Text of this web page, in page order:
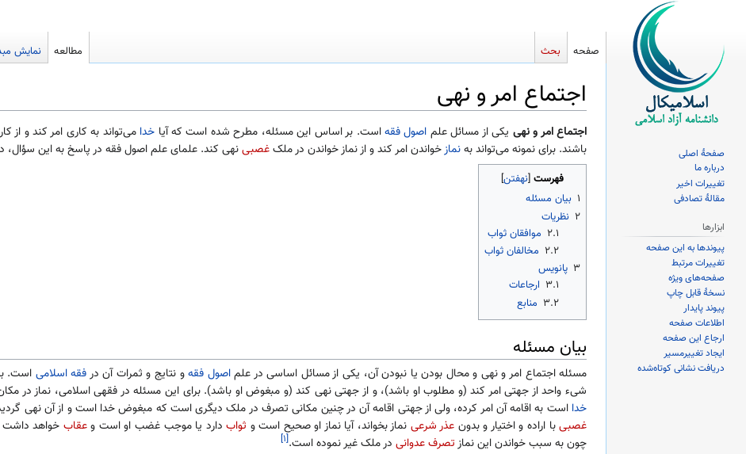
اجتماع امر و نهی
پرش
به
ناوبری
پرش
به
جستجو
اجتماع امر و نهی یکی از مسائل علم اصول فقهاست. بر اساس این مسئله، مطرح شده است که آیا خدا می‌تواند به کاری امر کند و
باشند. برای نمونه می‌تواند بهنمازخواندن امر کند و از نماز خواندن در ملکغصبینهی کند. علمای علم اصول فقه در پاسخ به این سؤال،
فهرست
۱ بیان مسئله
۲ نظریات
۲.۱ موافقان ثواب
۲.۲ مخالفان ثواب
۳ پانویس
۳.۱ ارجاعات
۳.۲ منابع
بیان مسئله
مسئله اجتماع امر و نهی و محال بودن یا نبودن آن، یکی از مسائل اساسی در علماصول فقهو نتایج و ثمرات آن درفقه اسلامی است.
شیء واحد از جهتی امر کند (و مطلوب او باشد)، و از جهتی نهی کند (و مبغوض او باشد). برای این مسئله در فقهی اسلامی، نماز در
خدا است به اقامه آن امر کرده، ولی از جهتی اقامه آن در چنین مکانی تصرف در ملک دیگری است که مبغوض خدا است و از آن نهی
غصبیبا اراده و اختیار و بدون عذر شرعی نماز بخواند، آیا نماز او صحیح است و ثوابدارد یا موجب غضب او است وعقاب خواهد داشت
چون به سبب خواندن این نمازتصرف عدوانی در ملک غیر نموده است.[۱]
صفحه بحث مطالعه نمایش
صفحهٔ اصلی
درباره ما
تغییرات اخیر
مقالهٔ تصادفی
ابزارها
پیوندها به این صفحه
تغییرات مرتبط
صفحه‌های ویژه
نسخهٔ قابل چاپ
پیوند پایدار
اطلاعات صفحه
ارجاع این صفحه
ایجاد تغییرمسیر
دریافت نشانی کوتاه‌شده